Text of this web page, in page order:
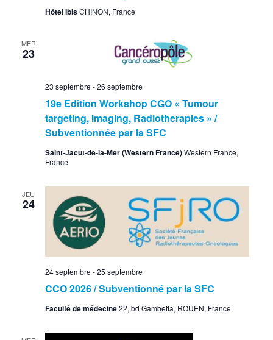
Hôtel IbisCHINON, France
MER
23
19e Edition Workshop CGO « Tumour
targeting, Imaging, Radiotherapies » /
Subventionnée par la SFC
23 septembre -26 septembre
Saint-Jacut-de-la-Mer (Western France)Western France,
France
JEU
24
CCO 2026 / Subventionné par la SFC
24 septembre -25 septembre
Faculté de médecine22, bd Gambetta, ROUEN, France